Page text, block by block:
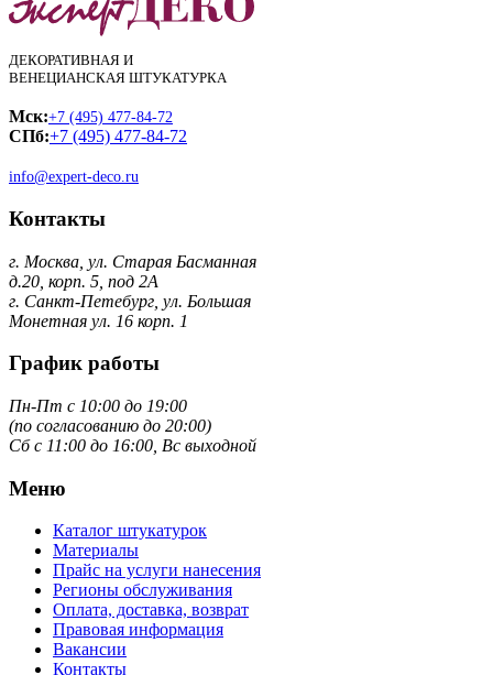
ДЕКОРАТИВНАЯ И
ВЕНЕЦИАНСКАЯ ШТУКАТУРКА
Мск:+7 (495) 477-84-72
СПб:+7 (495) 477-84-72
info@expert-deco.ru
Контакты
г. Москва, ул. Старая Басманная
д.20, корп. 5, под 2А
г. Санкт-Петебург, ул. Большая
Монетная ул. 16 корп. 1
График работы
Пн-Пт с 10:00 до 19:00
(по согласованию до 20:00)
Сб с 11:00 до 16:00, Вс выходной
Меню
Каталог штукатурок
Материалы
Прайс на услуги нанесения
Регионы обслуживания
Оплата, доставка, возврат
Правовая информация
Вакансии
Контакты